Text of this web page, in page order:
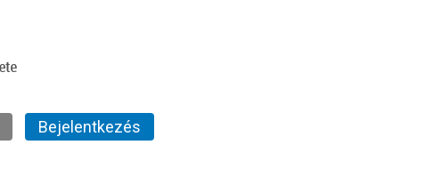
Bejelentkezés